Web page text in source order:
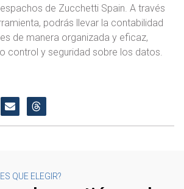
de Zucchetti Spain. A través
podrás llevar la contabilidad
de manera organizada y eficaz,
control y seguridad sobre los datos.
QUE ELEGIR?